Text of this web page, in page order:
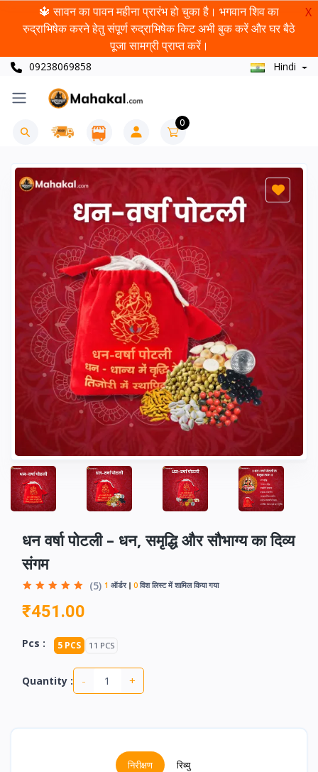
🔱 सावन का पावन महीना प्रारंभ हो चुका है। भगवान शिव का
रुद्राभिषेक करने हेतु संपूर्ण रुद्राभिषेक किट अभी बुक करें और घर बैठे
पूजा सामग्री प्राप्त करें।
X
09238069858 Hindi
0
धन वर्षा पोटली – धन, समृद्धि और सौभाग्य का दिव्य
संगम
(5) 1 ऑर्डर 0 विश लिस्ट में शामिल किया गया
₹451.00
Pcs : 5 PCS 11 PCS
Quantity : - +
निरीक्षण रिव्यु